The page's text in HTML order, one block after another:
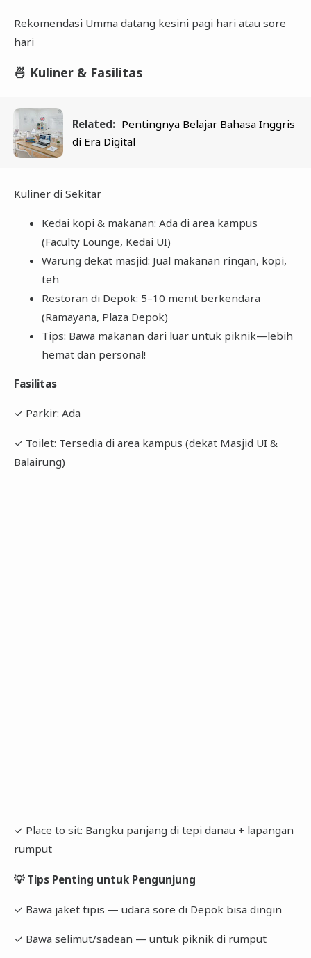
Rekomendasi Umma datang kesini pagi hari atau sore
hari
🍜 Kuliner & Fasilitas
Related: Pentingnya Belajar Bahasa Inggris
di Era Digital
Kuliner di Sekitar
Kedai kopi & makanan: Ada di area kampus
(Faculty Lounge, Kedai UI)
Warung dekat masjid: Jual makanan ringan, kopi,
teh
Restoran di Depok: 5–10 menit berkendara
(Ramayana, Plaza Depok)
Tips: Bawa makanan dari luar untuk piknik—lebih
hemat dan personal!
Fasilitas
✓ Parkir: Ada
✓ Toilet: Tersedia di area kampus (dekat Masjid UI &
Balairung)
✓ Place to sit: Bangku panjang di tepi danau + lapangan
rumput
💡 Tips Penting untuk Pengunjung
✓ Bawa jaket tipis — udara sore di Depok bisa dingin
✓ Bawa selimut/sadean — untuk piknik di rumput